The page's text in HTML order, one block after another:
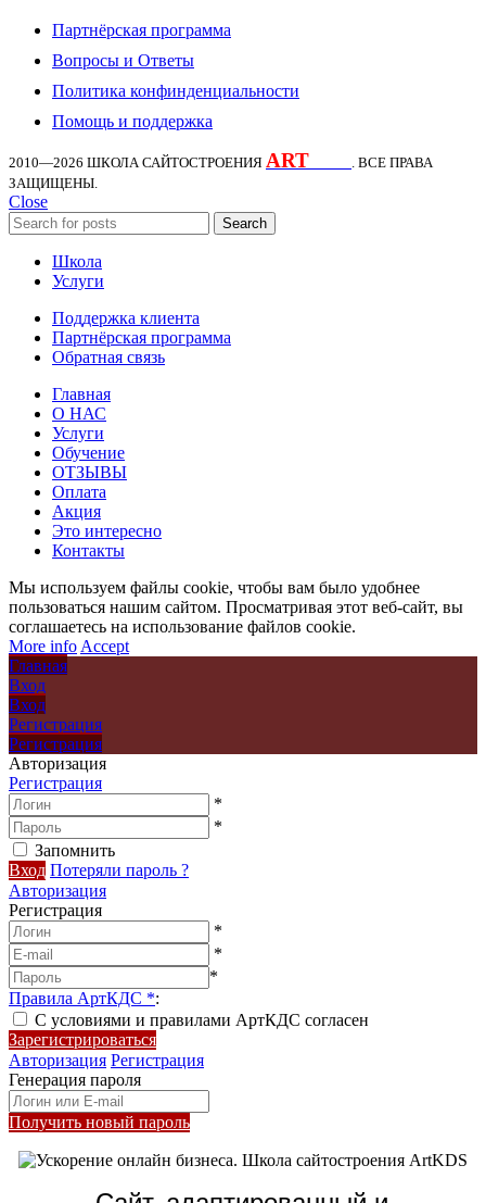
Партнёрская программа
Вопросы и Ответы
Политика конфинденциальности
Помощь и поддержка
2010—2026 ШКОЛА САЙТОСТРОЕНИЯ ART
. ВСЕ ПРАВА
ЗАЩИЩЕНЫ.
Close
Search
Школа
Услуги
Поддержка клиента
Партнёрская программа
Обратная связь
Главная
О НАС
Услуги
Обучение
ОТЗЫВЫ
Оплата
Акция
Это интересно
Контакты
Мы используем файлы cookie, чтобы вам было удобнее
пользоваться нашим сайтом. Просматривая этот веб-сайт, вы
соглашаетесь на использование файлов cookie.
More info Accept
Главная
Вход
Вход
Регистрация
Регистрация
Авторизация
Регистрация
*
*
Запомнить
Вход Потеряли пароль ?
Авторизация
Регистрация
*
*
*
Правила АртКДС *:
С условиями и правилами АртКДС согласен
Зарегистрироваться
Авторизация Регистрация
Генерация пароля
Получить новый пароль